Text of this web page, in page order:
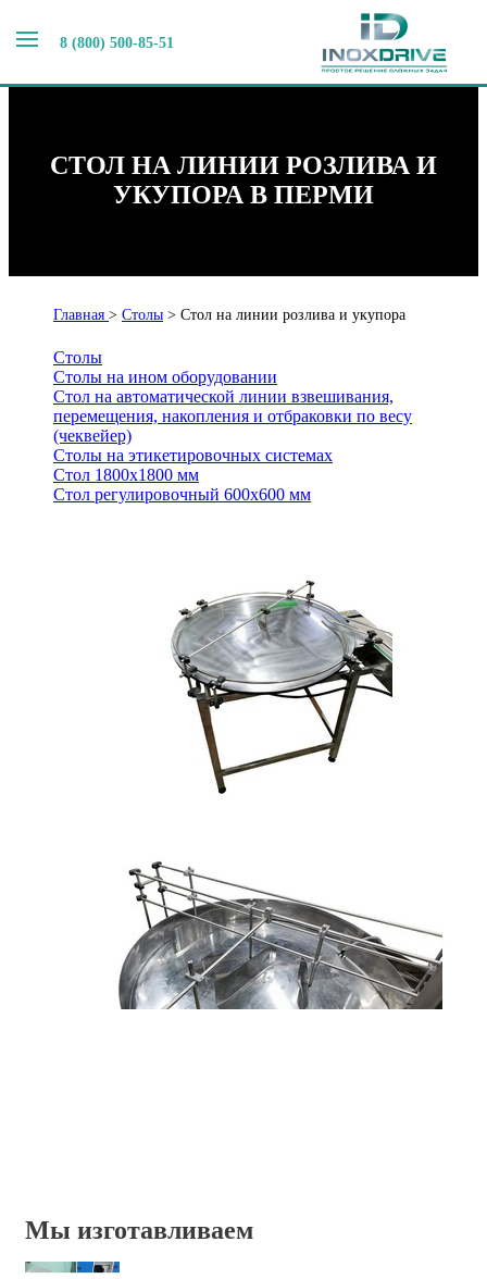
8 (800) 500-85-51
СТОЛ НА ЛИНИИ РОЗЛИВА И
УКУПОРА В ПЕРМИ
Главная > Столы > Стол на линии розлива и укупора
Столы
Столы на ином оборудовании
Стол на автоматической линии взвешивания,
перемещения, накопления и отбраковки по весу
(чеквейер)
Столы на этикетировочных системах
Стол 1800х1800 мм
Стол регулировочный 600х600 мм
Мы изготавливаем